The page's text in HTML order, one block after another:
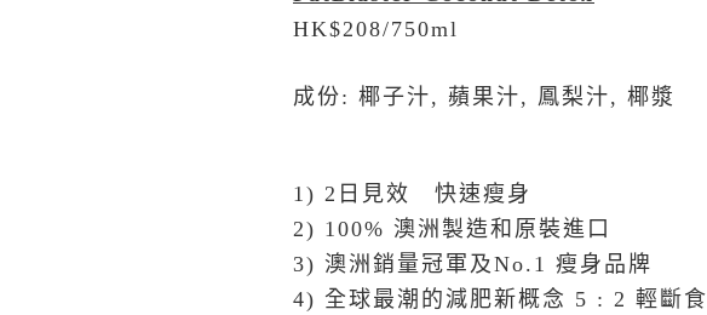
HK$208/750ml
成份: 椰子汁, 蘋果汁, 鳳梨汁, 椰漿
1) 2 日見效 快速瘦身
2) 100% 澳洲製造和原裝進口
3) 澳洲銷量冠軍及No.1 瘦身品牌
4) 全球最潮的減肥新概念 5 : 2 輕斷食